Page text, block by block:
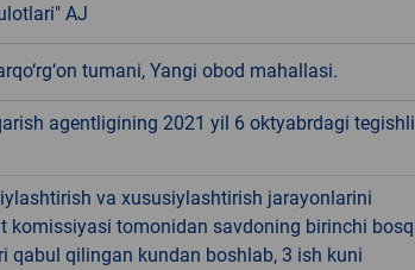
AJ
tumani, Yangi obod mahallasi.
agentligining 2021 yil 6 oktyabrdagi tegishli
va xususiylashtirish jarayonlarini
komissiyasi tomonidan savdoning birinchi
qabul qilingan kundan boshlab, 3 ish kuni